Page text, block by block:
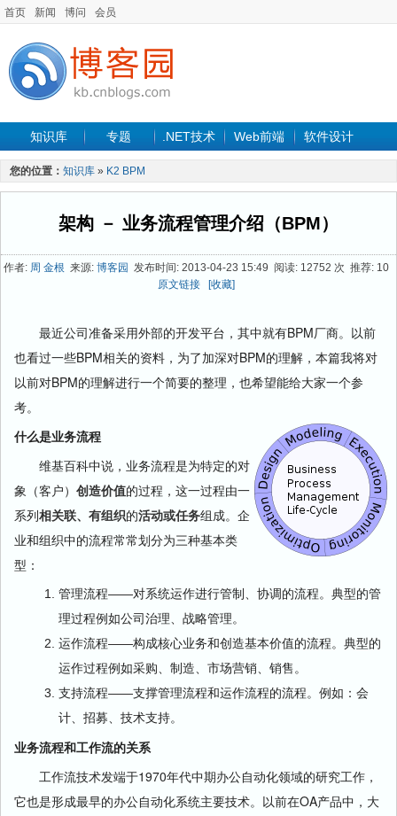
首页 新闻 博问 会员
知识库 专题 .NET技术 Web前端 软件设计
手机开发 软件工程
最新文章
您的位置： 知识库 » K2 BPM
架构 － 业务流程管理介绍（BPM）
作者: 周 金根 来源: 博客园 发布时间: 2013-04-23 15:49 阅读: 12752 次 推荐: 10
原文链接
[收藏]
最近公司准备采用外部的开发平台，其中就有BPM厂商。以前
也看过一些BPM相关的资料，为了加深对BPM的理解，本篇我将对
以前对BPM的理解进行一个简要的整理，也希望能给大家一个参
考。
什么是业务流程
维基百科中说，业务流程是为特定的对
象（客户） 创造价值的过程，这一过程由一
系列相关联、有组织的活动或任务组成。企
业和组织中的流程常常划分为三种基本类
型：
管理流程——对系统运作进行管制、协调的流程。典型的管
理过程例如公司治理、战略管理。
运作流程——构成核心业务和创造基本价值的流程。典型的
运作过程例如采购、制造、市场营销、销售。
支持流程——支撑管理流程和运作流程的流程。例如：会
计、招募、技术支持。
业务流程和工作流的关系
工作流技术发端于1970年代中期办公自动化领域的研究工作，
它也是形成最早的办公自动化系统主要技术。以前在OA产品中，大